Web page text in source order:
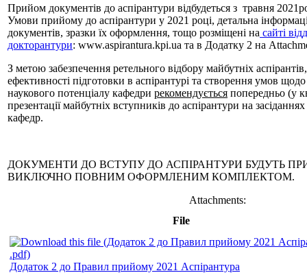
Прийом документів до аспірантури відбудеться з травня
Умови прийому до аспірантури у 2021 році, детальна
документів, зразки їх оформлення, тощо розміщені на сайті
докторантури: www.aspirantura.kpi.ua та в Додатку 2 на
З метою забезпечення ретельного відбору майбутніх
ефективності підготовки в аспірантурі та створення умов
наукового потенціалу кафедри рекомендується попередньо (у
презентації майбутніх вступників до аспірантури на
кафедр.
ДОКУМЕНТИ ДО ВСТУПУ ДО АСПІРАНТУРИ БУДУТЬ
ВИКЛЮЧНО ПОВНИМ ОФОРМЛЕНИМ КОМПЛЕКТОМ.
Attachments:
File
Додаток 2 до Правил прийому 2021 Аспірантура